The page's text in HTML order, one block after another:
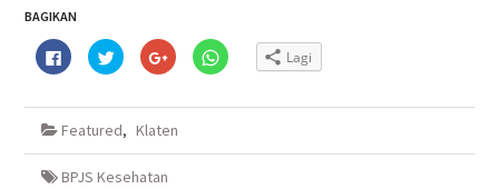
BAGIKAN
Klik
untuk
membagikan
Facebook(Membuka
jendela
baru)
Klik
untuk
berbagi
Twitter(Membuka
jendela
baru)
Klik
untuk
berbagi
Google+
di
yang
Klik
untuk
WhatsApp(Membuka
baru)
Lagi
Featured, Klaten
BPJS Kesehatan